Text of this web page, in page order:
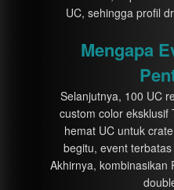
UC, sehingga profil
Mengapa
Selanjutnya, 100 UC
custom color eksklusif
hemat UC untuk
begitu, event
Akhirnya, kombinasikan